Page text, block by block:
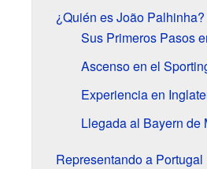
¿Quién es João Palhinha?
Sus Primeros Pasos
Ascenso en el
Experiencia en
Llegada al Bayern de
Representando a Portugal